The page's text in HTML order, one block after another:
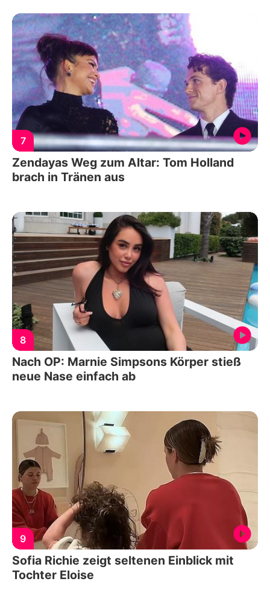
7
Zendayas Weg zum Altar: Tom Holland
brach in Tränen aus
8
Nach OP: Marnie Simpsons Körper stieß
neue Nase einfach ab
9
Sofia Richie zeigt seltenen Einblick mit
Tochter Eloise